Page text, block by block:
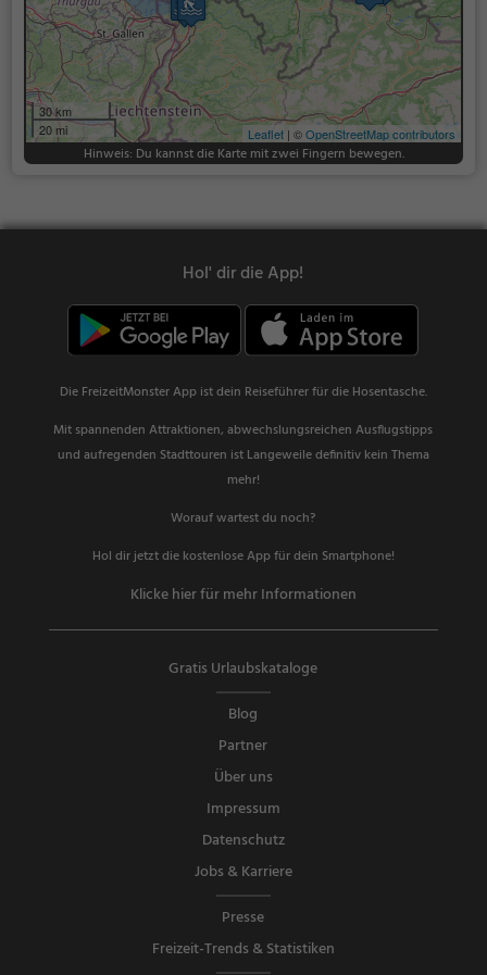
30 km
20 mi
Leaflet | ©OpenStreetMap contributors
Hinweis: Du kannst die Karte mit zwei Fingern bewegen.
Hol' dir die App!
Die FreizeitMonster App ist dein Reiseführer für die Hosentasche.
Mit spannenden Attraktionen, abwechslungsreichen Ausflugstipps
und aufregenden Stadttouren ist Langeweile definitiv kein Thema
mehr!
Worauf wartest du noch?
Hol dir jetzt die kostenlose App für dein Smartphone!
Klicke hier für mehr Informationen
Gratis Urlaubskataloge
Blog
Partner
Über uns
Impressum
Datenschutz
Jobs & Karriere
Presse
Freizeit-Trends & Statistiken